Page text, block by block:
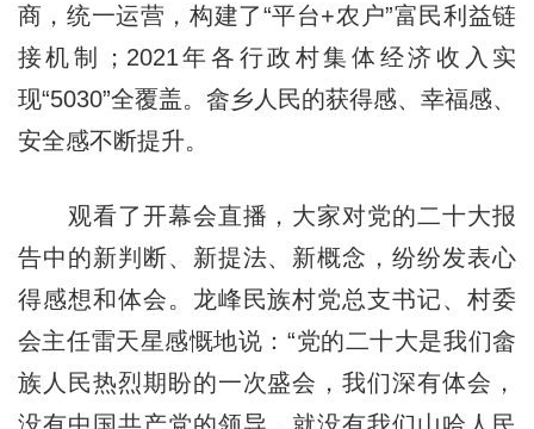
商，统一运营，构建了“平台+农户”富民利益链
接机制；2021年各行政村集体经济收入实
现“5030”全覆盖。畲乡人民的获得感、幸福感、
安全感不断提升。
观看了开幕会直播，大家对党的二十大报
告中的新判断、新提法、新概念，纷纷发表心
得感想和体会。龙峰民族村党总支书记、村委
会主任雷天星感慨地说：“党的二十大是我们畲
族人民热烈期盼的一次盛会，我们深有体会，